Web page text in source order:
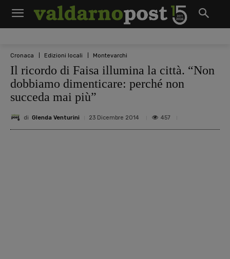
Cronaca Edizioni locali Montevarchi
Il ricordo di Faisa illumina la città. “Non
dobbiamo dimenticare: perché non
succeda mai più”
di Glenda Venturini 23 Dicembre 2014 457